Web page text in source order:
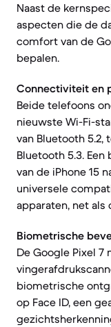
Naast de
aspecten die de
comfort van de
bepalen.
Connectiviteit en
Beide telefoons
nieuwste Wi-Fi-
van Bluetooth
Bluetooth 5.3.
van de iPhone 15
universele
apparaten, net als
Biometrische
De Google Pixel 7
biometrische
op Face ID, een